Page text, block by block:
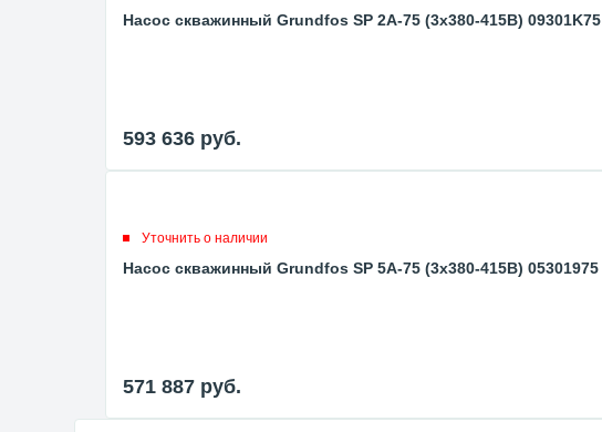
Насос скважинный Grundfos SP 2A-75 (3x380-415В) 09301K75
593 636 руб.
Уточнить о наличии
Насос скважинный Grundfos SP 5A-75 (3x380-415В) 05301975
571 887 руб.